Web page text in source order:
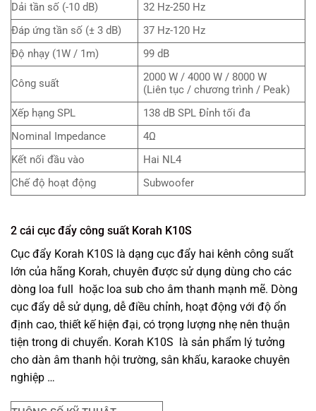
Dải tần số (-10 dB)
32 Hz-250 Hz
Đáp ứng tần số (± 3 dB)
37 Hz-120 Hz
Độ nhạy (1W / 1m)
99 dB
Công suất
2000 W / 4000 W / 8000 W
(Liên tục / chương trình / Peak)
Xếp hạng SPL
138 dB SPL Đỉnh tối đa
Nominal Impedance
4Ω
Kết nối đầu vào
Hai NL4
Chế độ hoạt động
Subwoofer
2 cái cục đẩy công suất Korah K10S
Cục đẩy Korah K10S là dạng cục đẩy hai kênh công suất
lớn của hãng Korah, chuyên được sử dụng dùng cho các
dòng loa full hoặc loa sub cho âm thanh mạnh mẽ. Dòng
cục đẩy dễ sử dụng, dễ điều chỉnh, hoạt động với độ ổn
định cao, thiết kế hiện đại, có trọng lượng nhẹ nên thuận
tiện trong di chuyển. Korah K10S là sản phẩm lý tưởng
cho dàn âm thanh hội trường, sân khấu, karaoke chuyên
nghiệp …